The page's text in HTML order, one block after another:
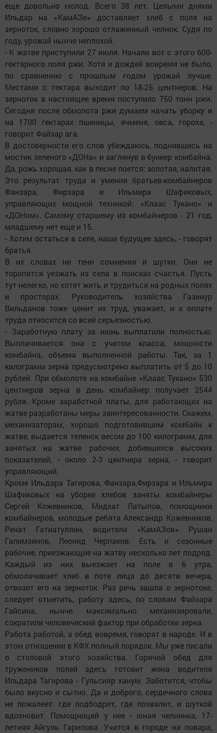
еще довольно молод. Всего 38 лет. Целыми днями
Ильдар на «КамАЗе» доставляет хлеб с поля на
зерноток, словно хорошо отлаженный челнок. Судя по
году, урожай нынче неплохой.
- К жатве приступили 27 июля. Начали вот с этого 600-
гектарного поля ржи. Хотя и дождей вовремя не было,
по сравнению с прошлым годом урожай лучше.
Местами с гектара выходит по 18-25 центнеров. На
зерноток в настоящее время поступило 750 тонн ржи.
Сегодня после обмолота ржи думаем начать уборку и
на 1700 гектарах пшеницы, ячменя, овса, гороха, -
говорит Файзар ага.
В достоверности его слов убеждаюсь, поднявшись на
мостик зеленого «ДОНа» и заглянув в бункер комбайна.
Да, рожь хорошая, как в песне поется: золотая, налитая.
Это результат труда и умения братьев-комбайнеров
Фанзара, Фирзара и Ильмира Шафиковых,
управляющих мощной техникой: «Клаас Тукано» и
«ДОНом». Самому старшему из комбайнеров - 21 год,
младшему нет еще и 15.
- Хотим остаться в селе, наше будущее здесь, - говорят
братья.
В их словах ни тени сомнения и шутки. Они не
торопятся уезжать из села в поисках счастья. Пусть
тут нелегко, но хотят жить и трудиться на родных полях
и просторах. Руководитель хозяйства Газинур
Вильданов тоже ценит их труд, уважает, и к оплате
труда относится со всей серьезностью.
- Заработную плату за июнь выплатили полностью.
Выплачивается она с учетом класса, мощности
комбайна, объема выполненной работы. Так, за 1
килограмм зерна предусмотрено выплатить от 5 до 10
рублей. При обмолоте на комбайне «Клаас Тукано» 530
центнеров зерна в день комбайнер получает 2544
рубля. Кроме заработной платы, для работающих на
жатве разработаны меры заинтересованности. Скажем,
механизаторам, хорошо подготовившим комбайн к
жатве, выдается теленок весом до 100 килограмм, для
занятых на жатве рабочих, добившихся высоких
показателей, - около 2-3 центнера зерна, - говорит
управляющий.
Кроме Ильдара Тагирова, Фанзара,Фирзара и Ильмира
Шафиковых на уборке хлебов заняты комбайнеры
Сергей Кожевников, Мидхат Латыпов, помощники
комбайнеров, молодые ребята Александр Кожевников,
Ренат Гатиатуллин, водители «КамАЗов» Рушан
Галимзянов, Леонид Черпаков. Есть и сезонные
рабочие, приезжающие на жатву несколько лет подряд.
Каждый из них выезжает на поле в 6 утра,
обмолачивает хлеб в поте лица до десяти вечера,
отвозит его на зерноток. Раз речь зашла о зернотоке,
следует отметить, работу здесь, по словам Файзара
Гайсина, нынче максимально механизировали,
сократили человеческий фактор при обработке зерна.
Работа работой, а обед вовремя, говорят в народе. И в
этом отношении в КФХ полный порядок. Мы уже писали
о столовой этого хозяйства. Горячий обед для
тружеников полей здесь готовит жена водителя
Ильдара Тагирова - Гульсияр ханум. Заботится, чтобы
было вкусно и сытно. Да и доброго, сердечного слова
не пожалеет: где подбодрит, где похвалит, и шуткой
вдохновит. Помощницей у нее - юная челнинка, 17-
летняя Айгуль Гарипова. Учится в городе на повара,